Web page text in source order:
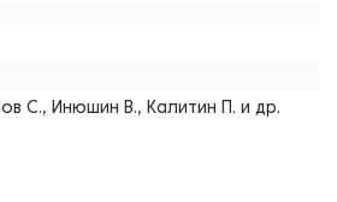
С., Инюшин В., Калитин П. и др.